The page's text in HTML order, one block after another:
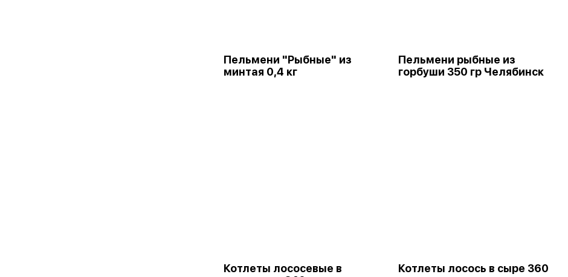
Пельмени "Рыбные" из
минтая 0,4 кг
Пельмени рыбные из
горбуши 350 гр Челябинск
Котлеты лососевые в
Котлеты лосось в сыре 360